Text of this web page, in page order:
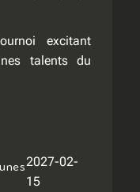
excitant
talents du
2027-02-
15